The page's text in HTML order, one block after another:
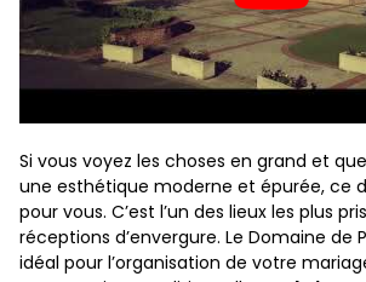
Si vous voyez les choses en grand et
une esthétique moderne et épurée, ce
pour vous. C’est l’un des lieux les plus
réceptions d’envergure. Le Domaine de
idéal pour l’organisation de votre